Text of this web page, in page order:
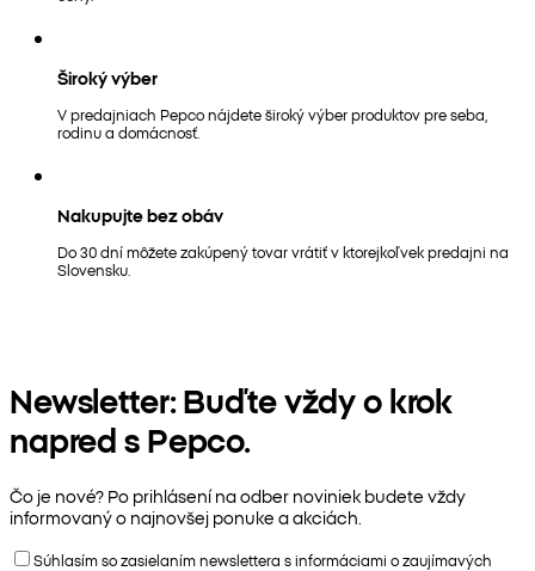
Široký výber
V predajniach Pepco nájdete široký výber produktov pre seba,
rodinu a domácnosť.
Nakupujte bez obáv
Do 30 dní môžete zakúpený tovar vrátiť v ktorejkoľvek predajni na
Slovensku.
Newsletter: Buďte vždy o krok
napred s Pepco.
Čo je nové? Po prihlásení na odber noviniek budete vždy
informovaný o najnovšej ponuke a akciách.
Súhlasím so zasielaním newslettera s informáciami o zaujímavých